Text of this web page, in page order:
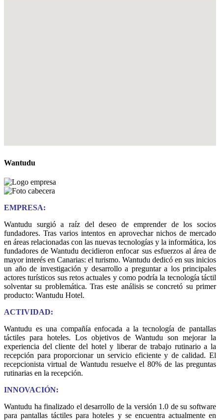
Wantudu
EMPRESA:
Wantudu surgió a raíz del deseo de emprender de los socios
fundadores. Tras varios intentos en aprovechar nichos de mercado
en áreas relacionadas con las nuevas tecnologías y la informática, los
fundadores de Wantudu decidieron enfocar sus esfuerzos al área de
mayor interés en Canarias: el turismo. Wantudu dedicó en sus inicios
un año de investigación y desarrollo a preguntar a los principales
actores turísticos sus retos actuales y como podría la tecnología táctil
solventar su problemática. Tras este análisis se concretó su primer
producto: Wantudu Hotel.
ACTIVIDAD:
Wantudu es una compañía enfocada a la tecnología de pantallas
táctiles para hoteles. Los objetivos de Wantudu son mejorar la
experiencia del cliente del hotel y liberar de trabajo rutinario a la
recepción para proporcionar un servicio eficiente y de calidad. El
recepcionista virtual de Wantudu resuelve el 80% de las preguntas
rutinarias en la recepción.
INNOVACIÓN:
Wantudu ha finalizado el desarrollo de la versión 1.0 de su software
para pantallas táctiles para hoteles y se encuentra actualmente en